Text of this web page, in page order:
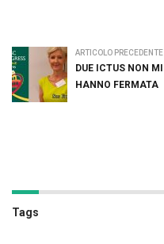
ARTICOLO PRECEDENTE
DUE ICTUS NON MI
HANNO FERMATA
Tags